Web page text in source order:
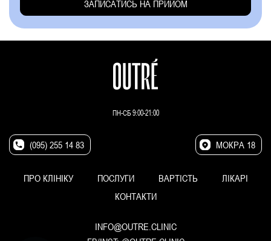
ПН-СБ 9:00-21:00
(095) 255 14 83 МОКРА 18
ПРО КЛІНІКУ ПОСЛУГИ ВАРТІСТЬ
ЛІКАРІ
КОНТАКТИ
INFO@OUTRE.CLINIC